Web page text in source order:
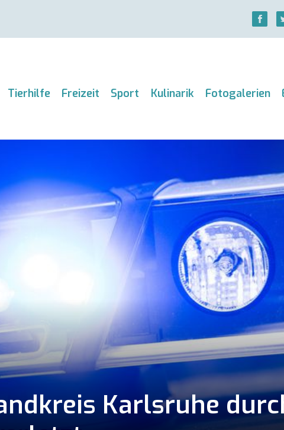
Tierhilfe Freizeit Sport Kulinarik Fotogalerien
Karlsruhe